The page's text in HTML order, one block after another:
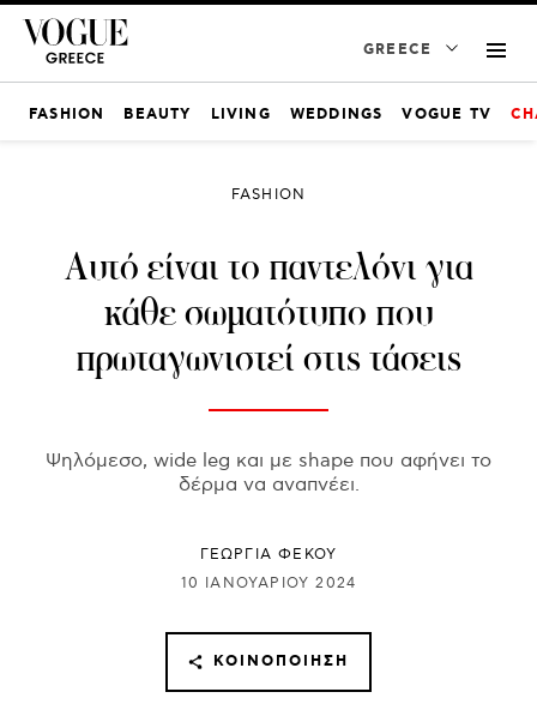
GREECE
FASHION BEAUTY LIVING WEDDINGS VOGUE TV
FASHION
Αυτό είναι το παντελόνι για
κάθε σωματότυπο που
πρωταγωνιστεί στις τάσεις
Ψηλόμεσο, wide leg και με shape που αφήνει το
δέρμα να αναπνέει.
ΓΕΩΡΓΙΑ ΦΕΚΟΥ
10 ΙΑΝΟΥΑΡΊΟΥ 2024
ΚΟΙΝΟΠΟΊΗΣΗ